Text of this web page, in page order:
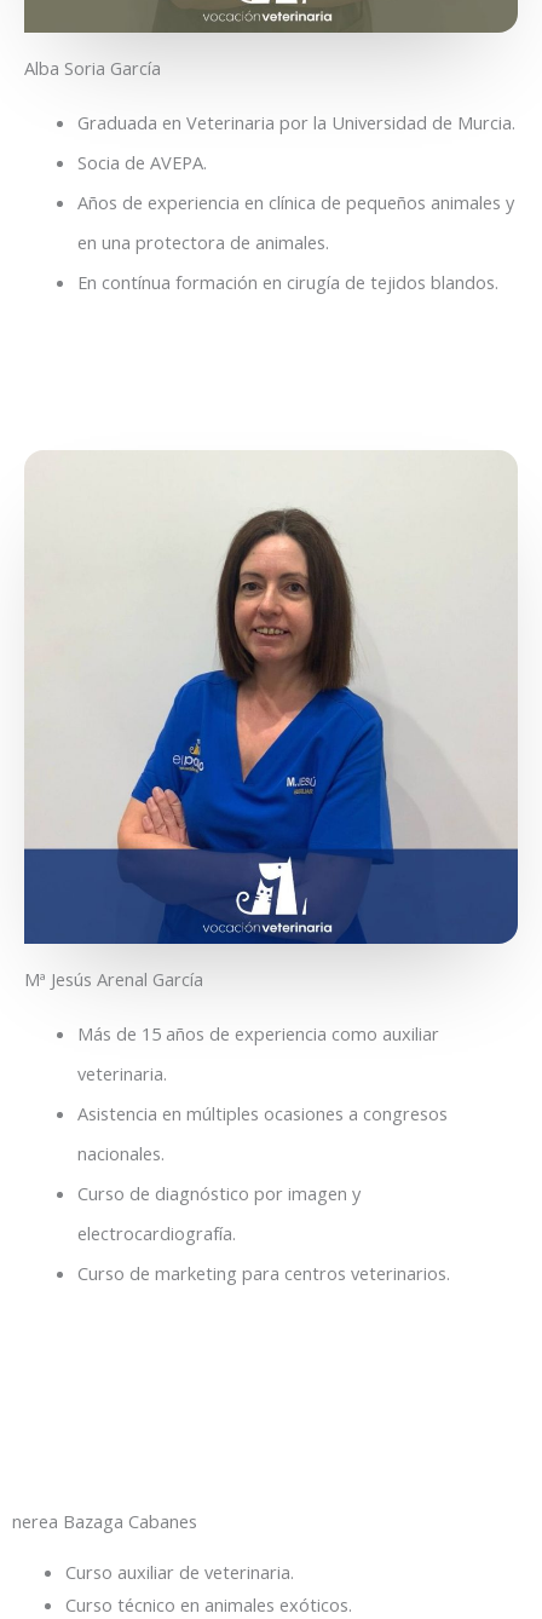
Alba Soria García
Graduada en Veterinaria por la Universidad de Murcia.
Socia de AVEPA.
Años de experiencia en clínica de pequeños animales y
en una protectora de animales.
En contínua formación en cirugía de tejidos blandos.
Mª Jesús Arenal García
Más de 15 años de experiencia como auxiliar
veterinaria.
Asistencia en múltiples ocasiones a congresos
nacionales.
Curso de diagnóstico por imagen y
electrocardiografía.
Curso de marketing para centros veterinarios.
nerea Bazaga Cabanes
Curso auxiliar de veterinaria.
Curso técnico en animales exóticos.